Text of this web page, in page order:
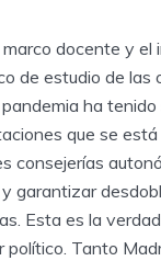
docente y
de estudio de
ha
que se
consejerías
garantizar
Esta es la
Tanto